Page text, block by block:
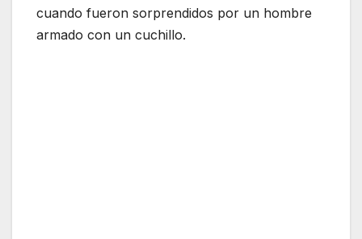
cuando fueron sorprendidos por un hombre
armado con un cuchillo.